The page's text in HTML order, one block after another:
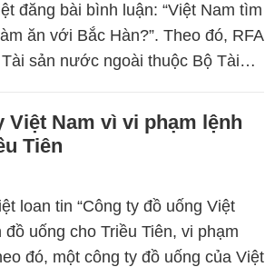
đăng bài bình luận: “Việt Nam tìm
ăn với Bắc Hàn?”. Theo đó, RFA
sản nước ngoài thuộc Bộ Tài…
Việt Nam vì vi phạm lệnh
Tiên
loan tin “Công ty đồ uống Việt
uống cho Triều Tiên, vi phạm
đó, một công ty đồ uống của Việt